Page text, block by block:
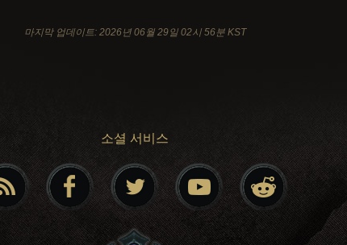
마지막 업데이트: 2026년 06월 29일 02시 56분 KST
소셜 서비스